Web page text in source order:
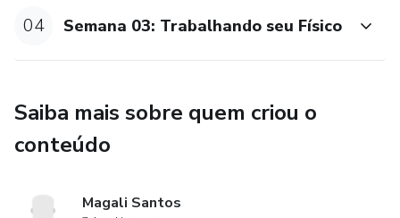
04 Semana 03: Trabalhando seu Físico
Saiba mais sobre quem criou o
conteúdo
Magali Santos